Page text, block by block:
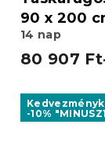
90 x 200
14 nap
80 907
-10%